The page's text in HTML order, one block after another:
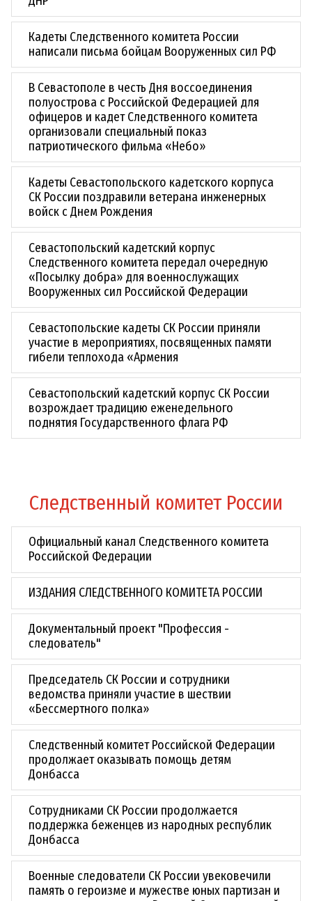
Кадеты Следственного комитета России
написали письма бойцам Вооруженных сил РФ
В Севастополе в честь Дня воссоединения
полуострова с Российской Федерацией для
офицеров и кадет Следственного комитета
организовали специальный показ
патриотического фильма «Небо»
Кадеты Севастопольского кадетского корпуса
СК России поздравили ветерана инженерных
войск с Днем Рождения
Севастопольский кадетский корпус
Следственного комитета передал очередную
«Посылку добра» для военнослужащих
Вооруженных сил Российской Федерации
Севастопольские кадеты СК России приняли
участие в мероприятиях, посвященных памяти
гибели теплохода «Армения
Севастопольский кадетский корпус СК России
возрождает традицию еженедельного
поднятия Государственного флага РФ
Следственный комитет России
Официальный канал Следственного комитета
Российской Федерации
ИЗДАНИЯ СЛЕДСТВЕННОГО КОМИТЕТА РОССИИ
Документальный проект "Профессия -
следователь"
Председатель СК России и сотрудники
ведомства приняли участие в шествии
«Бессмертного полка»
Следственный комитет Российской Федерации
продолжает оказывать помощь детям
Донбасса
Сотрудниками СК России продолжается
поддержка беженцев из народных республик
Донбасса
Военные следователи СК России увековечили
память о героизме и мужестве юных партизан и